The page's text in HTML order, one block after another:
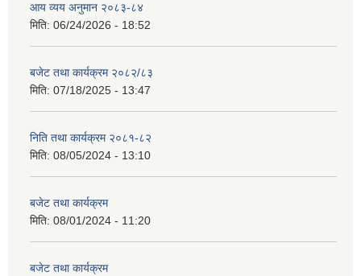
आय व्यय अनुमान २०८३-८४
मिति: 06/24/2026 - 18:52
बजेट तथा कार्यक्रम २०८२/८३
मिति: 07/18/2025 - 13:47
निति तथा कार्यक्रम २०८१-८२
मिति: 08/05/2024 - 13:10
बजेट तथा कार्यक्रम
मिति: 08/01/2024 - 11:20
बजेट तथा कार्यक्रम